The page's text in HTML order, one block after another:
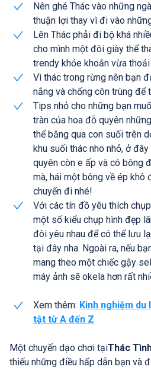
Nên ghé Thác vào những
thuận lợi thay vì đi vào
Lên Thác phải đi bộ khá
cho mình một đôi giày thể
trendy khỏe khoắn vừa thoải
Vì thác trong rừng nên bạn
nắng và chống côn trùng để
Tips nhỏ cho những bạn
tràn của hoa đỗ quyên
thể băng qua con suối trên
khu suối thác nho nhỏ, ở
quyên còn e ấp và có bông
mà, hái một bông về ép khô
chuyến đi nhé!
Với các tín đồ yêu thích
một số kiểu chụp hình đẹp
đôi yêu nhau để có thể lưu
tại đây nha. Ngoài ra, nếu
mang theo một chiếc gậy
máy ảnh sẽ okela hơn rất
Xem thêm: Kinh nghiệm
tật từ A đến Z
Một chuyến dạo chơi tạiThác
thiếu những điều hấp dẫn bạn và